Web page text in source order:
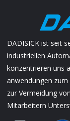
DADISICK ist seit
industriellen
konzentrieren uns
anwendungen
zur Vermeidung
Mitarbeitern